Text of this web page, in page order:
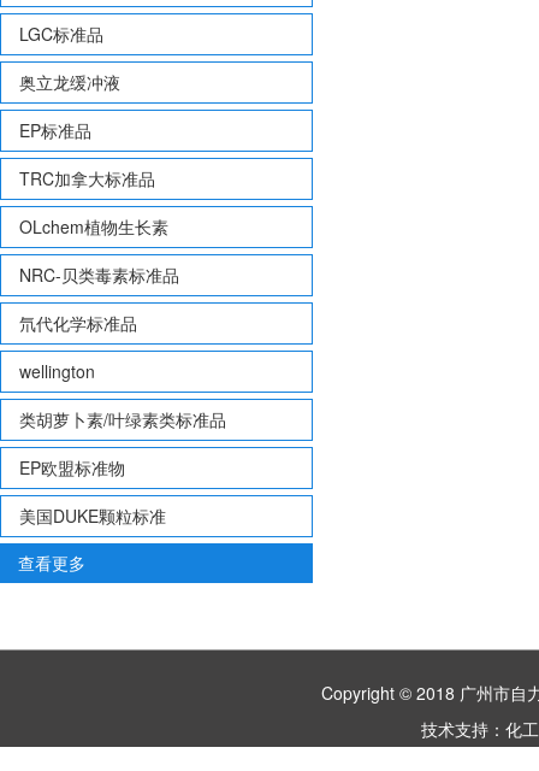
LGC标准品
奥立龙缓冲液
EP标准品
TRC加拿大标准品
OLchem植物生长素
NRC-贝类毒素标准品
氘代化学标准品
wellington
类胡萝卜素/叶绿素类标准品
EP欧盟标准物
美国DUKE颗粒标准
查看更多
Copyright © 2018 广州市
技术支持： 化